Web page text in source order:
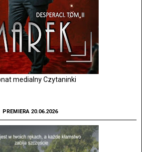
medialny Czytaninki
PREMIERA 20.06.2026